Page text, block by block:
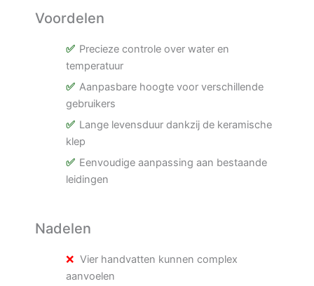
Voordelen
Precieze controle over water en
temperatuur
Aanpasbare hoogte voor verschillende
gebruikers
Lange levensduur dankzij de keramische
klep
Eenvoudige aanpassing aan bestaande
leidingen
Nadelen
Vier handvatten kunnen complex
aanvoelen